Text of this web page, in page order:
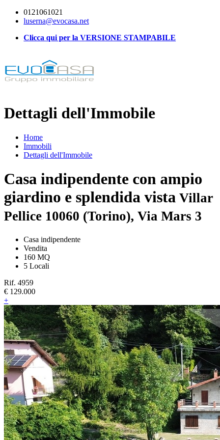
0121061021
luserna@evocasa.net
Clicca qui per la VERSIONE STAMPABILE
Dettagli dell'Immobile
Home
Immobili
Dettagli dell'Immobile
Casa indipendente con ampio
giardino e splendida vista Villar
Pellice 10060 (Torino), Via Mars 3
Casa indipendente
Vendita
160 MQ
5 Locali
Rif. 4959
€ 129.000
+